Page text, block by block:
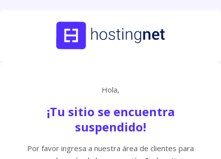
Hola,
¡Tu sitio se encuentra
suspendido!
Por favor ingresa a nuestra área de clientes para